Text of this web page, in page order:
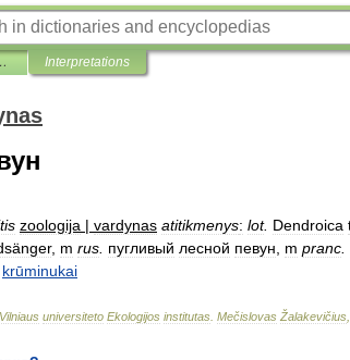
žodynas Interpretations
zoologija | vardynas atitikmenys: lot. Dendroica
, m rus пугливый лесной певун m pranc
krūminukai
Vilniaus universiteto Ekologijos institutas Mečislovas Žalakevičius